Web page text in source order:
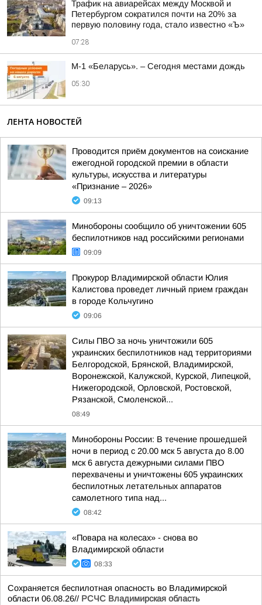
Трафик на авиарейсах между Москвой и
Петербургом сократился почти на 20% за
первую половину года, стало известно «Ъ»
07:28
М-1 «Беларусь». – Сегодня местами дождь
05:30
ЛЕНТА НОВОСТЕЙ
Проводится приём документов на соискание
ежегодной городской премии в области
культуры, искусства и литературы
«Признание – 2026»
09:13
Минобороны сообщило об уничтожении 605
беспилотников над российскими регионами
09:09
Прокурор Владимирской области Юлия
Калистова проведет личный прием граждан
в городе Кольчугино
09:06
Силы ПВО за ночь уничтожили 605
украинских беспилотников над территориями
Белгородской, Брянской, Владимирской,
Воронежской, Калужской, Курской, Липецкой,
Нижегородской, Орловской, Ростовской,
Рязанской, Смоленской...
08:49
Минобороны России: В течение прошедшей
ночи в период с 20.00 мск 5 августа до 8.00
мск 6 августа дежурными силами ПВО
перехвачены и уничтожены 605 украинских
беспилотных летательных аппаратов
самолетного типа над...
08:42
«Повара на колесах» - снова во
Владимирской области
08:33
Сохраняется беспилотная опасность во Владимирской
области 06.08.26// РСЧС Владимирская область